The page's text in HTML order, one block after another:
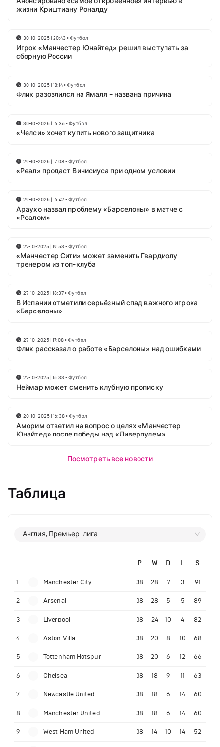
жизни Криштиану Роналду
30-10-2025 | 20:43 •Футбол
Игрок «Манчестер Юнайтед» решил выступать за
сборную России
30-10-2025 | 18:14•Футбол
Флик разозлился на Ямаля – названа причина
30-10-2025 | 16:36•Футбол
«Челси» хочет купить нового защитника
29-10-2025 | 17:08•Футбол
«Реал» продаст Винисиуса при одном условии
29-10-2025 | 16:42 •Футбол
Араухо назвал проблему «Барселоны» в матче с
«Реалом»
27-10-2025 | 19:53 •Футбол
«Манчестер Сити» может заменить Гвардиолу
тренером из топ-клуба
27-10-2025 | 18:37•Футбол
В Испании отметили серьёзный спад важного игрока
«Барселоны»
27-10-2025 | 17:08•Футбол
Флик рассказал о работе «Барселоны» над ошибками
27-10-2025 | 16:33 •Футбол
Неймар может сменить клубную прописку
20-10-2025 | 16:38•Футбол
Аморим ответил на вопрос о целях «Манчестер
Юнайтед» после победы над «Ливерпулем»
Посмотреть все новости
Таблица
Англия, Премьер-лига
P W D L S
1 Manchester City 38 28 7 3 91
2 Arsenal 38 28 5 5 89
3 Liverpool 38 24 10 4 82
4 Aston Villa 38 20 8 10 68
5 Tottenham Hotspur 38 20 6 12 66
6 Chelsea 38 18 9 11 63
7 Newcastle United 38 18 6 14 60
8 Manchester United 38 18 6 14 60
9 West Ham United 38 14 10 14 52